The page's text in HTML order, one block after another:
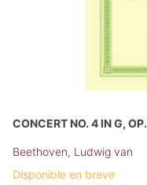
CONCERT NO. 4 IN G,
Beethoven, Ludwig van
Disponible en breve